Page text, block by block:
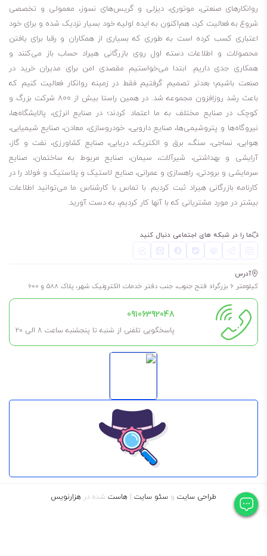
ماشین‌آلات راه‌سازی، معدنی، ساختمانی و عمرانی است.
این روغن گزینه مناسبی برای استفاده کامیون‌های کوچک، ون‌ها و موتورهای
روغن بهران آذرخش 10 مطابق با سطوح کیفیت API CD/SE, Allison C-3
تولید می‌شود.
از دیگر محصولات بهران آذرخش، می‌توان به بهران آذرخش ویژه 20w50 است
که امروزه محصول دیگری با نام روغن بهران آذران 20w50
جایگزین آن شده
روغن بهران آذرخش ویژه 10 قابلیت محافظت قطعات در برابر خوردگی و
زنگ‌زدگی را داراست و با خواص ضد سایش عالی، عمر مفید قطعات را افزایش
می‌دهد. همچنین، پاک‌کنندگی عالی این روغن، به دلیل خلوص بالای آن
می‌تواند به کاهش هزینه‌های عملیاتی نیز کمک کند.
طولانی هستند، گزینه مناسبی است.
یکی ازروغن‌های هیدرولیک بهرانبا کیفیت بالا
محافظت قطعات در برابر خوردگی و زنگ زدگی
قابلیت پاک کنندگی عالی
روانکارهای صنعتی، موتوری، دیزلی و گریس‌های نسوز، معمولی و تخصصی
شروع به فعالیت کرد، هم‌اکنون به ایده اولیه خود بسیار نزدیک شده و برای خود
اعتباری کسب کرده است به طوری که بسیاری از همکاران و رقبا برای یافتن
محصولات و اطلاعات دسته اول روی بازرگانی هیراد حساب باز می‌کنند و
همکاری جدی داریم. ابتدا می‌خواستیم مقصدی امن برای مدیران خرید در
صنعت باشیم؛ بعدتر تصمیم گرفتیم فقط در زمینه روانکار فعالیت کنیم که
باعث رشد روزافزون مجموعه شد. در همین راستا بیش از 800 شرکت بزرگ و
کوچک در صنایع مختلف به ما اعتماد کردند؛ در صنایع انرژی، پالایشگاه‌ها،
نیروگاه‌ها و پتروشیمی‌ها، صنایع دارویی، خودروسازی، معادن، صنایع شیمیایی،
هوایی، نساجی، سنگ، برق و الکتریک، دریایی، صنایع کشاورزی، نفت و گاز،
آرایشی و بهداشتی، شیرآلات، سیمان، صنایع مربوط به ساختمان، صنایع
سرمایشی و برودتی، راهسازی و عمرانی، صنایع لاستیک و پلاستیک و فولاد را در
کارنامه بازرگانی هیراد ثبت کردیم. با تماس با کارشناس ما می‌توانید اطلاعات
بیشتر در مورد مشتریانی که با آنها کار کردیم، به دست آورید.
ما را در شبکه های اجتماعی دنبال کنید
آدرس
کیلومتر 6 بزرگراه فتح جنوب، جنب دفتر خدمات الکترونیک شهر، پلاک 588 و 600
09106392048
پاسخگویی تلفنی از شنبه تا پنجشنبه ساعت 8 الی ۲۰
طراحی سایت و سئو سایت | هاست شده در هزارنویس